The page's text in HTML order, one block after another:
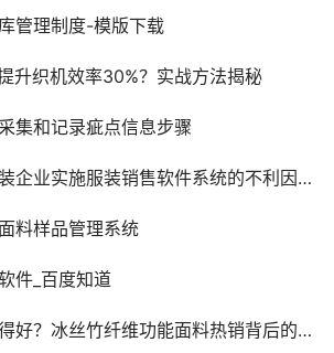
管理制度-模版下载
升织机效率30%？实战方法揭秘
集和记录疵点信息步骤
服装销售软件系统的不利因素，我们提出以下5点解决方案
料样品管理系统
件_百度知道
？冰丝竹纤维功能面料热销背后的消费逻辑